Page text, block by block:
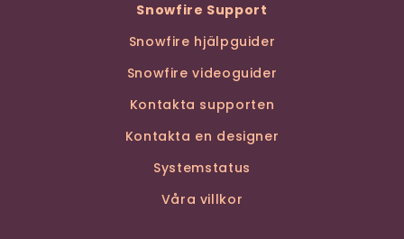
Snowfire Support
Snowfire hjälpguider
Snowfire videoguider
Kontakta supporten
Kontakta en designer
Systemstatus
Våra villkor